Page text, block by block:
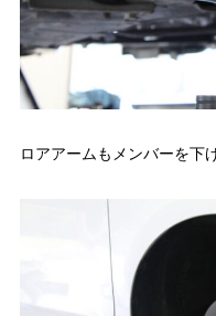
ロアアームもメンバーを下